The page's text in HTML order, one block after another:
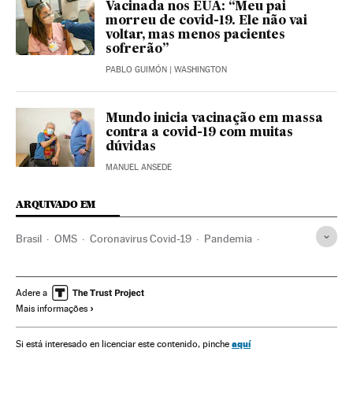
Vacinada nos EUA: “Meu pai
morreu de covid-19. Ele não vai
voltar, mas menos pacientes
sofrerão”
PABLO GUIMÓN | WASHINGTON
Mundo inicia vacinação em massa
contra a covid-19 com muitas
dúvidas
MANUEL ANSEDE
ARQUIVADO EM
Brasil OMS Coronavirus Covid-19 Pandemia
Ministério Saúde Cultura
Adere a
Mais informações
Si está interesado en licenciar este contenido, pinche aquí